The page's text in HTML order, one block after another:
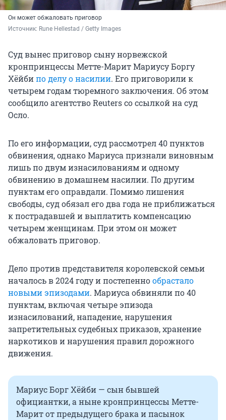
Он может обжаловать приговор
Источник: Rune Hellestad / Getty Images
Суд вынес приговор сыну норвежской
кронпринцессы Метте-Марит Мариусу Боргу
Хёйбипо делу о насилии. Его приговорили к
четырем годам тюремного заключения. Об этом
сообщило агентство Reuters со ссылкой на суд
Осло.
По его информации, суд рассмотрел 40 пунктов
обвинения, однако Мариуса признали виновным
лишь по двум изнасилованиям и одному
обвинению в домашнем насилии. По другим
пунктам его оправдали. Помимо лишения
свободы, суд обязал его два года не приближаться
к пострадавшей и выплатить компенсацию
четырем женщинам. При этом он может
обжаловать приговор.
Дело против представителя королевской семьи
началось в 2024 году и постепеннообрастало
новыми эпизодами. Мариуса обвиняли по 40
пунктам, включая четыре эпизода
изнасилований, нападение, нарушения
запретительных судебных приказов, хранение
наркотиков и нарушения правил дорожного
движения.
Мариус Борг Хёйби — сын бывшей
официантки, а ныне кронпринцессы Метте-
Марит от предыдущего брака и пасынок